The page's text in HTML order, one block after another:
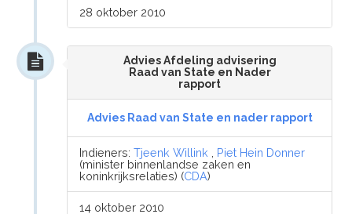
28 oktober 2010
Advies Afdeling advisering
Raad van State en Nader
rapport
Advies Raad van State en nader rapport
Indieners:Tjeenk Willink
Piet Hein Donner
(minister binnenlandse zaken en
koninkrijksrelaties) (CDA)
14 oktober 2010